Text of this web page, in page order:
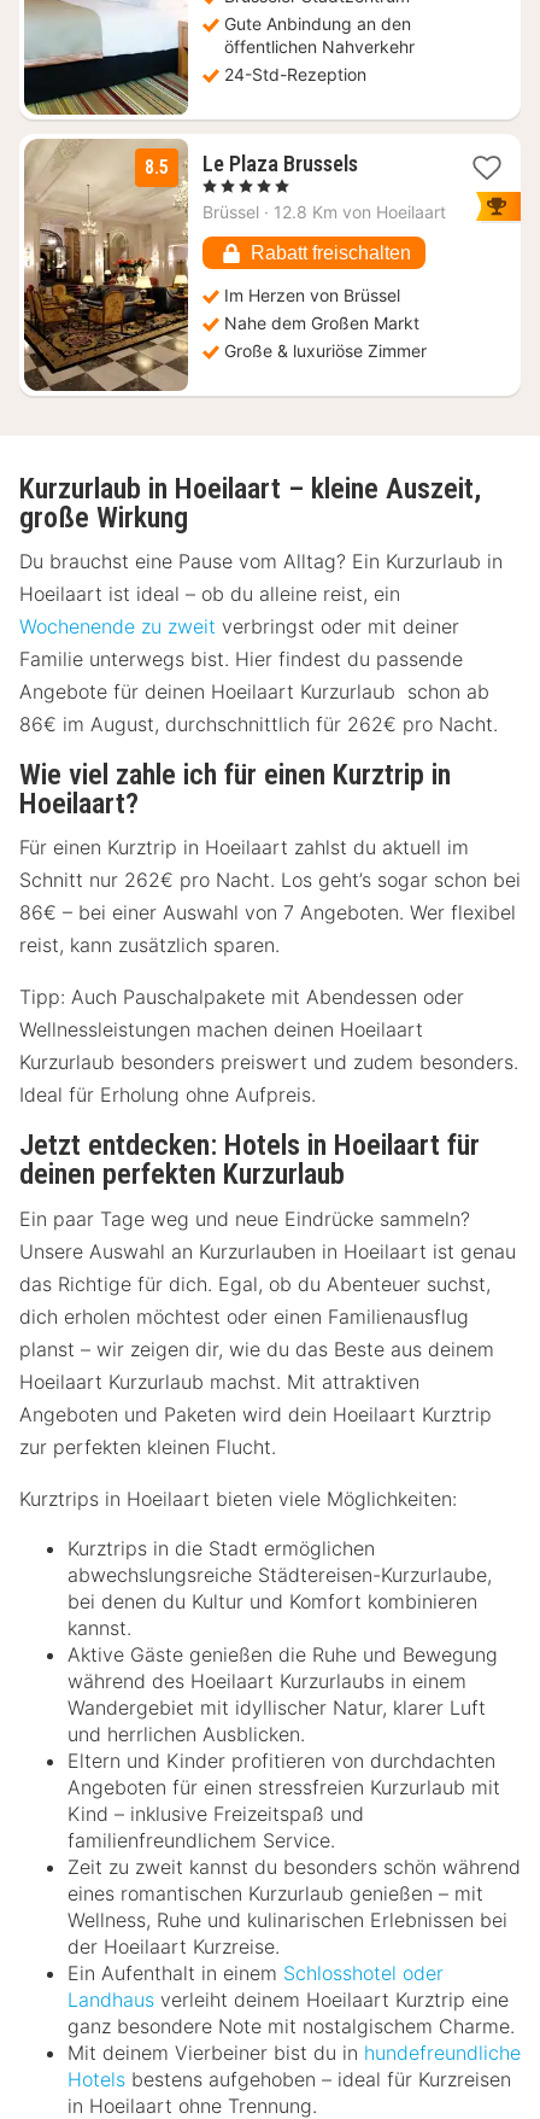
Gute Anbindung an den
öffentlichen Nahverkehr
24-Std-Rezeption
8.5 Le Plaza Brussels1
ab
€
, 5 Sterne
Brüssel · 12.8 Km von Hoeilaart
Rabatt freischalten
Im Herzen von Brüssel
Nahe dem Großen Markt
Große & luxuriöse Zimmer
Kurzurlaub in Hoeilaart – kleine Auszeit,
große Wirkung
Du brauchst eine Pause vom Alltag? Ein Kurzurlaub in
Hoeilaart ist ideal – ob du alleine reist, ein
Wochenende zu zweit verbringst oder mit deiner
Familie unterwegs bist. Hier findest du passende
Angebote für deinen Hoeilaart Kurzurlaub schon ab
86€ im August, durchschnittlich für 262€ pro Nacht.
Wie viel zahle ich für einen Kurztrip in
Hoeilaart?
Für einen Kurztrip in Hoeilaart zahlst du aktuell im
Schnitt nur 262€ pro Nacht. Los geht’s sogar schon bei
86€ – bei einer Auswahl von 7 Angeboten. Wer flexibel
reist, kann zusätzlich sparen.
Tipp: Auch Pauschalpakete mit Abendessen oder
Wellnessleistungen machen deinen Hoeilaart
Kurzurlaub besonders preiswert und zudem besonders.
Ideal für Erholung ohne Aufpreis.
Jetzt entdecken: Hotels in Hoeilaart für
deinen perfekten Kurzurlaub
Ein paar Tage weg und neue Eindrücke sammeln?
Unsere Auswahl an Kurzurlauben in Hoeilaart ist genau
das Richtige für dich. Egal, ob du Abenteuer suchst,
dich erholen möchtest oder einen Familienausflug
planst – wir zeigen dir, wie du das Beste aus deinem
Hoeilaart Kurzurlaub machst. Mit attraktiven
Angeboten und Paketen wird dein Hoeilaart Kurztrip
zur perfekten kleinen Flucht.
Kurztrips in Hoeilaart bieten viele Möglichkeiten:
Kurztrips in die Stadt ermöglichen
abwechslungsreiche Städtereisen-Kurzurlaube,
bei denen du Kultur und Komfort kombinieren
kannst.
Aktive Gäste genießen die Ruhe und Bewegung
während des Hoeilaart Kurzurlaubs in einem
Wandergebiet mit idyllischer Natur, klarer Luft
und herrlichen Ausblicken.
Eltern und Kinder profitieren von durchdachten
Angeboten für einen stressfreien Kurzurlaub mit
Kind – inklusive Freizeitspaß und
familienfreundlichem Service.
Zeit zu zweit kannst du besonders schön während
eines romantischen Kurzurlaub genießen – mit
Wellness, Ruhe und kulinarischen Erlebnissen bei
der Hoeilaart Kurzreise.
Ein Aufenthalt in einem Schlosshotel oder
Landhaus verleiht deinem Hoeilaart Kurztrip eine
ganz besondere Note mit nostalgischem Charme.
Mit deinem Vierbeiner bist du in hundefreundliche
Hotels bestens aufgehoben – ideal für Kurzreisen
in Hoeilaart ohne Trennung.